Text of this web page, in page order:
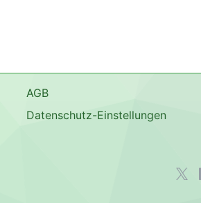
AGB
Datenschutz-Einstellungen